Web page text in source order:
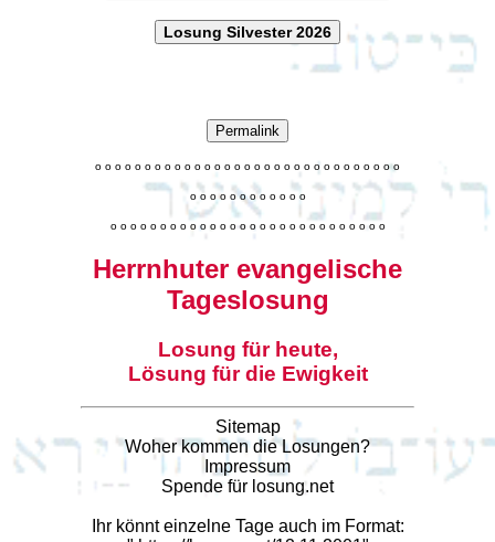
Losung Silvester 2026
Permalink
o o o o o o o o o o o o o o o o o o o o o o o o o o o o o o o
o o o o o o o o o o o o
o o o o o o o o o o o o o o o o o o o o o o o o o o o o
Herrnhuter evangelische
Tageslosung
Losung für heute,
Lösung für die Ewigkeit
Sitemap
Woher kommen die Losungen?
Impressum
Spende für losung.net
Ihr könnt einzelne Tage auch im Format: